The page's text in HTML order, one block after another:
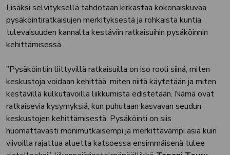
Lisäksi selvityksellä tahdotaan kirkastaa kokonaiskuvaa
pysäköintiratkaisujen merkityksestä ja rohkaista kuntia
tulevaisuuden kannalta kestäviin ratkaisuihin pysäköinnin
kehittämisessä.
”Pysäköintiin liittyvillä ratkaisuilla on iso rooli siinä, miten
keskustoja voidaan kehittää, miten niitä käytetään ja miten
kestävillä kulkutavoilla liikkumista edistetään. Nämä ovat
ratkaisevia kysymyksiä, kun puhutaan kasvavan seudun
keskustojen kehittämisestä. Pysäköinti on siis
huomattavasti monimutkaisempi ja merkittävämpi asia kuin
viivoilla rajattua aluetta katsoessa ensimmäisenä tulee